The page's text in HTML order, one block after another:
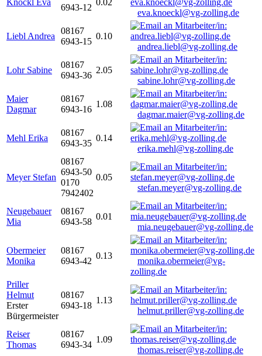
Knöckl Eva
6943-12
0.02
eva.knoeckl@vg-zolling.de
Liebl Andrea
08167
6943-15
0.10
andrea.liebl@vg-zolling.de
Lohr Sabine
08167
6943-36
2.05
sabine.lohr@vg-zolling.de
Maier
Dagmar
08167
6943-16
1.08
dagmar.maier@vg-zolling.de
Mehl Erika
08167
6943-35
0.14
erika.mehl@vg-zolling.de
Meyer Stefan
08167
6943-50
0170
7942402
0.05
stefan.meyer@vg-zolling.de
Neugebauer
Mia
08167
6943-58
0.01
mia.neugebauer@vg-zolling.de
Obermeier
Monika
08167
6943-42
0.13
monika.obermeier@vg-
zolling.de
Priller
Helmut
Erster
Bürgermeister
08167
6943-18
1.13
helmut.priller@vg-zolling.de
Reiser
Thomas
08167
6943-34
1.09
thomas.reiser@vg-zolling.de